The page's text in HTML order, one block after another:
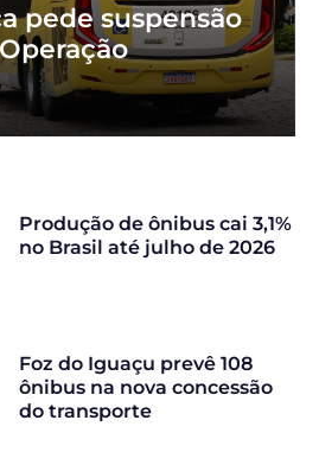
pede suspensão
Produção de ônibus cai 3,1%
no Brasil até julho de 2026
Foz do Iguaçu prevê 108
ônibus na nova concessão
do transporte